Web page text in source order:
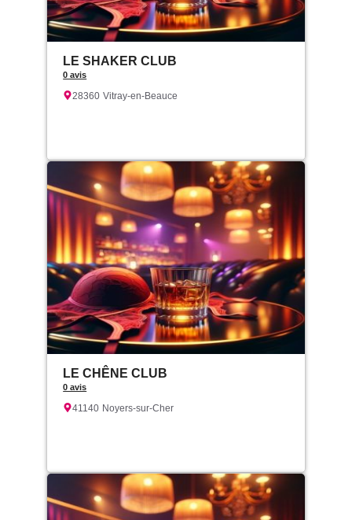
LE SHAKER CLUB
0 avis
28360 Vitray-en-Beauce
LE CHÊNE CLUB
0 avis
41140 Noyers-sur-Cher